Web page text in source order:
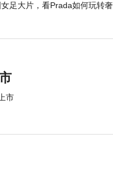
足大片，看Prada如何玩转奢
市